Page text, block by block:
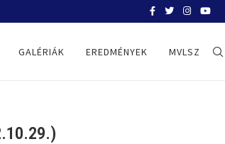
GALÉRIÁK EREDMÉNYEK MVLSZ